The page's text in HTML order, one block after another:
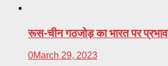
रूस-चीन गठजोड़ का भारत पर प्रभाव
0March 29, 2023